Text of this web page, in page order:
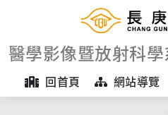
醫學影像暨放射科學
回首頁 網站導覽